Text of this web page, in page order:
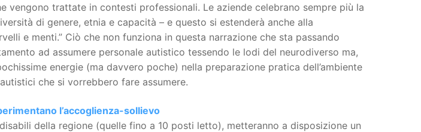
vengono trattate in contesti professionali. Le aziende celebrano sempre più la
di genere, etnia e capacità – e questo si estenderà anche alla
e menti.” Ciò che non funziona in questa narrazione che sta passando
ad assumere personale autistico tessendo le lodi del neurodiverso ma,
energie (ma davvero poche) nella preparazione pratica dell’ambiente
che si vorrebbero fare assumere.
l’accoglienza-sollievo
della regione (quelle fino a 10 posti letto), metteranno a disposizione un